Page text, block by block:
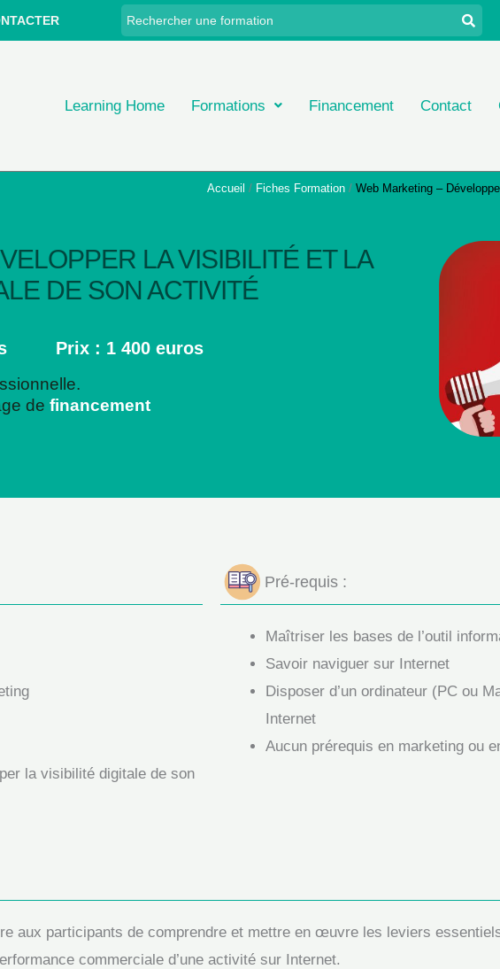
Learning Home Formations Financement Contact
Accueil Fiches Formation Web Marketing –
LA VISIBILITÉ ET LA
DE SON ACTIVITÉ
Prix : 1 400 euros
de financement
la visibilité digitale de son
Pré-requis :
Maîtriser les bases de l’outil
Savoir naviguer sur Internet
Disposer d’un ordinateur (PC ou
Internet
Aucun prérequis en marketing ou
aux participants de comprendre et mettre en œuvre les leviers
commerciale d’une activité sur Internet.